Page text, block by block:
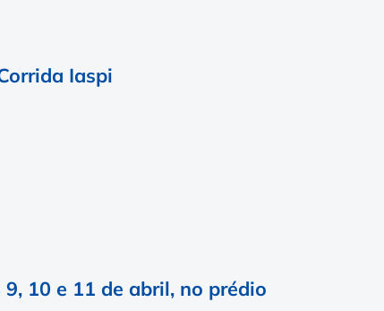
Iaspi
10 e 11 de abril, no prédio